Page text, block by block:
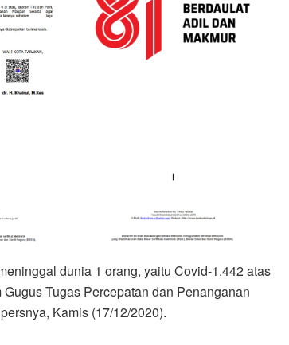
dunia 1 orang, yaitu Covid-1.442 atas
Tugas Percepatan dan Penanganan
Kamis (17/12/2020).